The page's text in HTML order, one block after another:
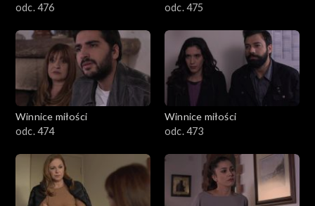
odc. 476
odc. 475
Winnice miłości
odc. 474
Winnice miłości
odc. 473